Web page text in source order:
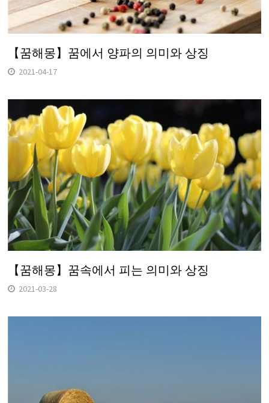
【꿈해몽】꿈에서 양파의 의미와 상징
2021-04-17
【꿈해몽】꿈속에서 피는 의미와 상징
2021-03-28